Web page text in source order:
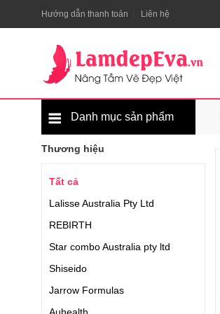
Hướng dẫn thanh toán Liên hệ
Danh mục sản phẩm
Thương hiệu
Tất cả
Lalisse Australia Pty Ltd
REBIRTH
Star combo Australia pty ltd
Shiseido
Jarrow Formulas